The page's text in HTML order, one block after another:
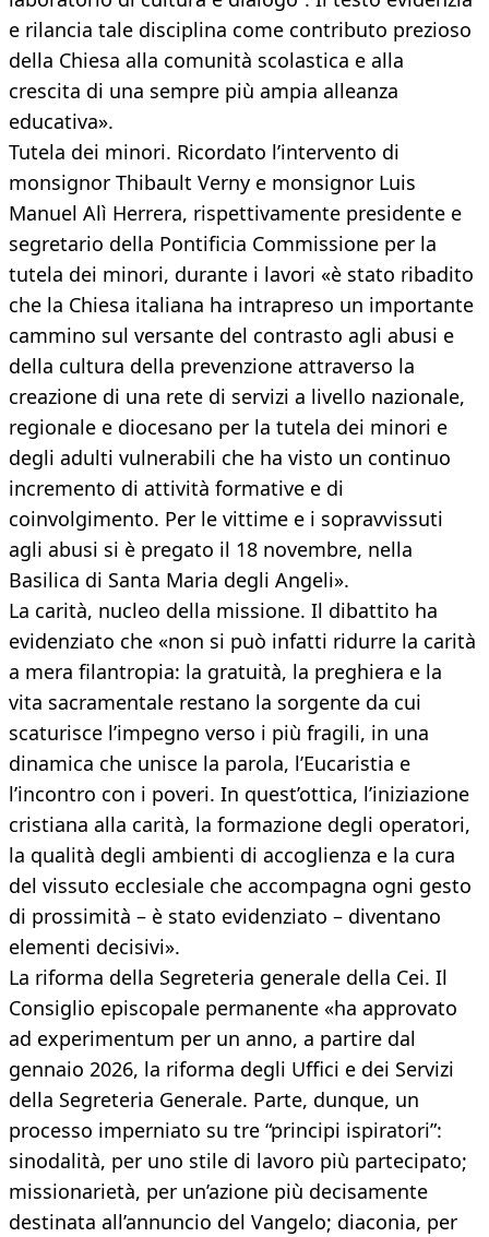
e rilancia tale disciplina come contributo prezioso
della Chiesa alla comunità scolastica e alla
crescita di una sempre più ampia alleanza
educativa».
Tutela dei minori. Ricordato l’intervento di
monsignor Thibault Verny e monsignor Luis
Manuel Alì Herrera, rispettivamente presidente e
segretario della Pontificia Commissione per la
tutela dei minori, durante i lavori «è stato ribadito
che la Chiesa italiana ha intrapreso un importante
cammino sul versante del contrasto agli abusi e
della cultura della prevenzione attraverso la
creazione di una rete di servizi a livello nazionale,
regionale e diocesano per la tutela dei minori e
degli adulti vulnerabili che ha visto un continuo
incremento di attività formative e di
coinvolgimento. Per le vittime e i sopravvissuti
agli abusi si è pregato il 18 novembre, nella
Basilica di Santa Maria degli Angeli».
La carità, nucleo della missione. Il dibattito ha
evidenziato che «non si può infatti ridurre la carità
a mera filantropia: la gratuità, la preghiera e la
vita sacramentale restano la sorgente da cui
scaturisce l’impegno verso i più fragili, in una
dinamica che unisce la parola, l’Eucaristia e
l’incontro con i poveri. In quest’ottica, l’iniziazione
cristiana alla carità, la formazione degli operatori,
la qualità degli ambienti di accoglienza e la cura
del vissuto ecclesiale che accompagna ogni gesto
di prossimità – è stato evidenziato – diventano
elementi decisivi».
La riforma della Segreteria generale della Cei. Il
Consiglio episcopale permanente «ha approvato
ad experimentum per un anno, a partire dal
gennaio 2026, la riforma degli Uffici e dei Servizi
della Segreteria Generale. Parte, dunque, un
processo imperniato su tre “principi ispiratori”:
sinodalità, per uno stile di lavoro più partecipato;
missionarietà, per un’azione più decisamente
destinata all’annuncio del Vangelo; diaconia, per